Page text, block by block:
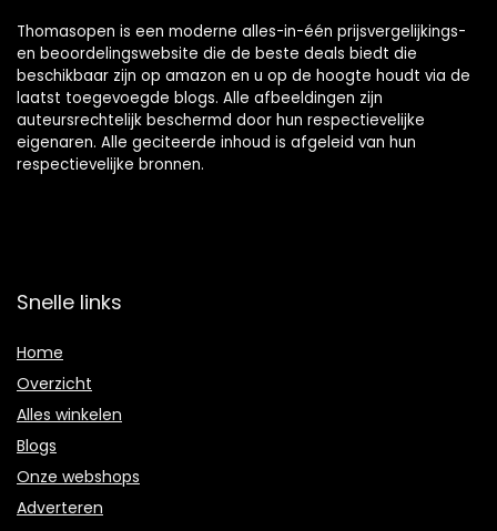
Thomasopen is een moderne alles-in-één prijsvergelijkings-
en beoordelingswebsite die de beste deals biedt die
beschikbaar zijn op amazon en u op de hoogte houdt via de
laatst toegevoegde blogs. Alle afbeeldingen zijn
auteursrechtelijk beschermd door hun respectievelijke
eigenaren. Alle geciteerde inhoud is afgeleid van hun
respectievelijke bronnen.
Snelle links
Home
Overzicht
Alles winkelen
Blogs
Onze webshops
Adverteren